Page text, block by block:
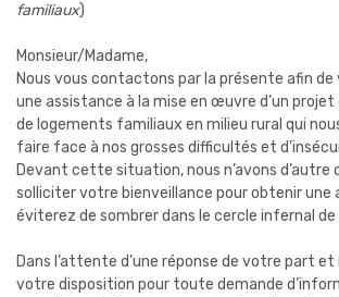
familiaux)
Monsieur/Madame,
Nous vous contactons par la présente afin de
une assistance à la mise en œuvre d’un
de logements familiaux en milieu rural qui
faire face à nos grosses difficultés et
Devant cette situation, nous n’avons d’autre
solliciter votre bienveillance pour obtenir une
éviterez de sombrer dans le cercle infernal de
Dans l’attente d’une réponse de votre part
votre disposition pour toute demande